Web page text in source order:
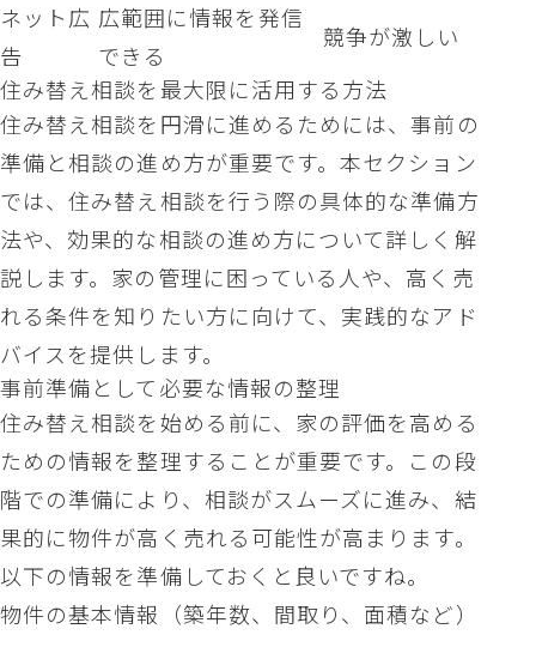
ネット広
告
広範囲に情報を発信
できる
競争が激しい
住み替え相談を最大限に活用する方法
住み替え相談を円滑に進めるためには、事前の
準備と相談の進め方が重要です。本セクション
では、住み替え相談を行う際の具体的な準備方
法や、効果的な相談の進め方について詳しく解
説します。家の管理に困っている人や、高く売
れる条件を知りたい方に向けて、実践的なアド
バイスを提供します。
事前準備として必要な情報の整理
住み替え相談を始める前に、家の評価を高める
ための情報を整理することが重要です。この段
階での準備により、相談がスムーズに進み、結
果的に物件が高く売れる可能性が高まります。
以下の情報を準備しておくと良いですね。
物件の基本情報（築年数、間取り、面積など）